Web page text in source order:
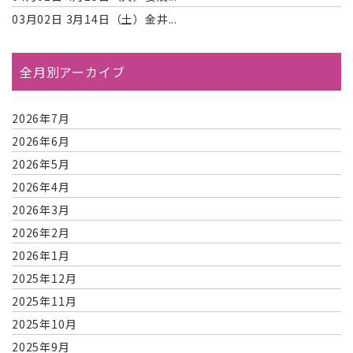
03月02日 3月14日（土）金井...
全月別アーカイブ
2026年7月
2026年6月
2026年5月
2026年4月
2026年3月
2026年2月
2026年1月
2025年12月
2025年11月
2025年10月
2025年9月